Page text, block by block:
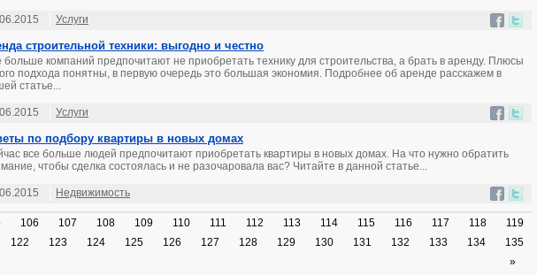
Услуги
строительной техники: выгодно и честно
больше компаний предпочитают не приобретать технику для строительства, а брать в аренду. Плюсы
подхода понятны, в первую очередь это большая экономия. Подробнее об аренде расскажем в
статье...
Услуги
по подбору квартиры в новых домах
все больше людей предпочитают приобретать квартиры в новых домах. На что нужно обратить
чтобы сделка состоялась и не разочаровала вас? Читайте в данной статье...
Недвижимость
106 107 108 109 110 111 112 113 114 115 116 117 118
119
122 123 124 125 126 127 128 129 130 131 132 133 134
135
»